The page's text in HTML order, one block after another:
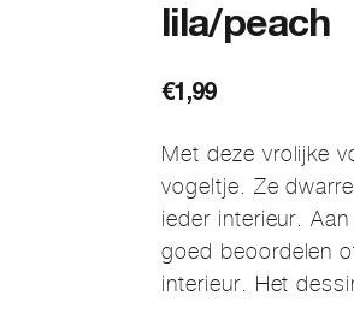
lila/peach
€1,99
Met deze vrolijke
vogeltje. Ze
ieder interieur.
goed beoordelen
interieur. Het